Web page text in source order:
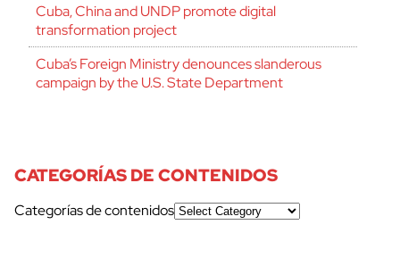
Cuba, China and UNDP promote digital
transformation project
Cuba’s Foreign Ministry denounces slanderous
campaign by the U.S. State Department
CATEGORÍAS DE CONTENIDOS
Categorías de contenidos